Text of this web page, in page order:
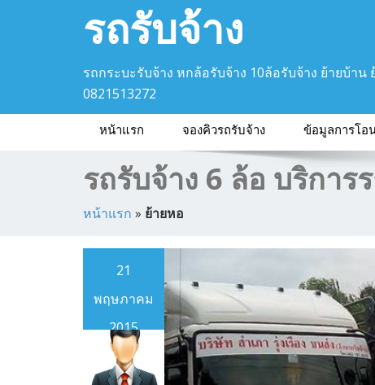
รถรับจ้าง
รถกระบะรับจ้าง หกล้อรับจ้าง 10ล้อรับจ้าง ย้ายบ้าน
0821513272
หน้าแรก จองคิวรถรับจ้าง ข้อมูลการโอ
รถรับจ้าง 6 ล้อ บริกา
หน้าแรก » ย้ายหอ
21
พฤษภาคม
2015